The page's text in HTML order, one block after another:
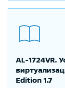
AL-1724VR.
Edition 1.7